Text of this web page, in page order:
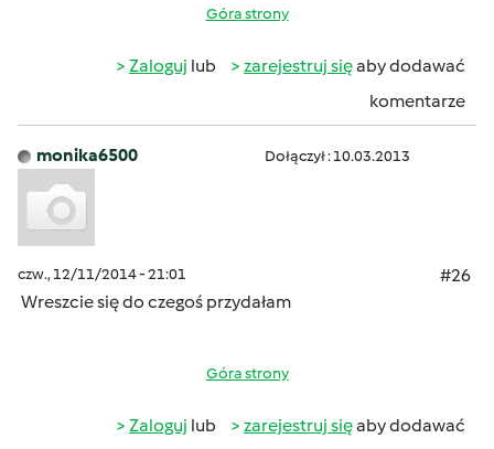
Góra strony
Zaloguj lub zarejestruj sięaby dodawać
komentarze
monika6500 Dołączył : 10.03.2013
czw., 12/11/2014 - 21:01
#26
Wreszcie się do czegoś przydałam
Góra strony
Zaloguj lub zarejestruj sięaby dodawać